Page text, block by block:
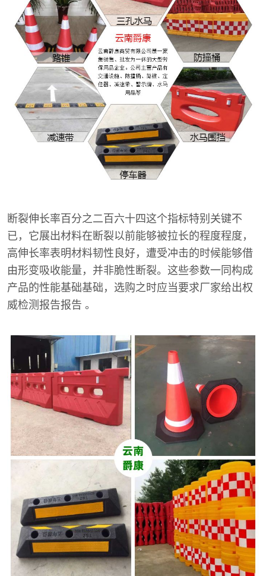
断裂伸长率百分之二百六十四这个指标特别关键不
已，它展出材料在断裂以前能够被拉长的程度程度，
高伸长率表明材料韧性良好，遭受冲击的时候能够借
由形变吸收能量，并非脆性断裂。这些参数一同构成
产品的性能基础基础，选购之时应当要求厂家给出权
威检测报告报告 。